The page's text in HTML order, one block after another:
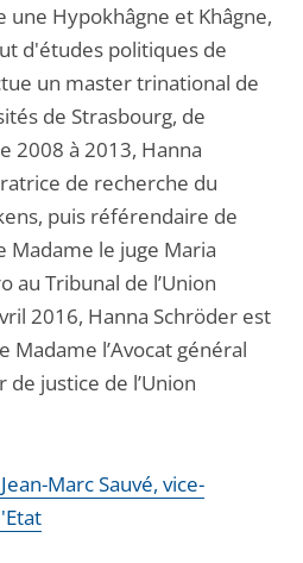
une Hypokhâgne et Khâgne,
d'études politiques de
un master trinational de
de Strasbourg, de
2008 à 2013, Hanna
de recherche du
puis référendaire de
Madame le juge Maria
au Tribunal de l’Union
2016, Hanna Schröder est
l’Avocat général
de justice de l’Union
Marc Sauvé, vice-